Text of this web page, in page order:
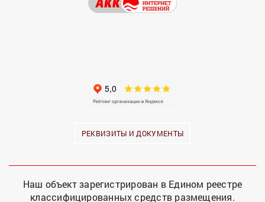
РЕКВИЗИТЫ И ДОКУМЕНТЫ
Наш объект зарегистрирован в Едином реестре
классифицированных средств размещения.